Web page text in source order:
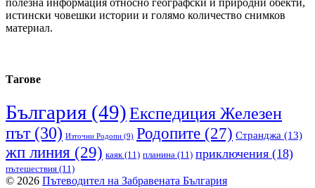
истински човешки истории и голямо количество снимков
материал.
Тагове
България (49)Експедиция Железен
път(30) Източни Родопи (9) Родопите (27) Странджа (13)
жп линия (29) каяк(11) планина (11) приключения (18)
пътешествия (11)
© 2026 Пътеводител на Забравената България